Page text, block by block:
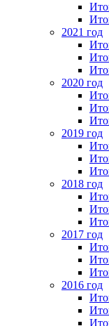
2021 год
2020 год
2019 год
2018 год
2017 год
2016 год